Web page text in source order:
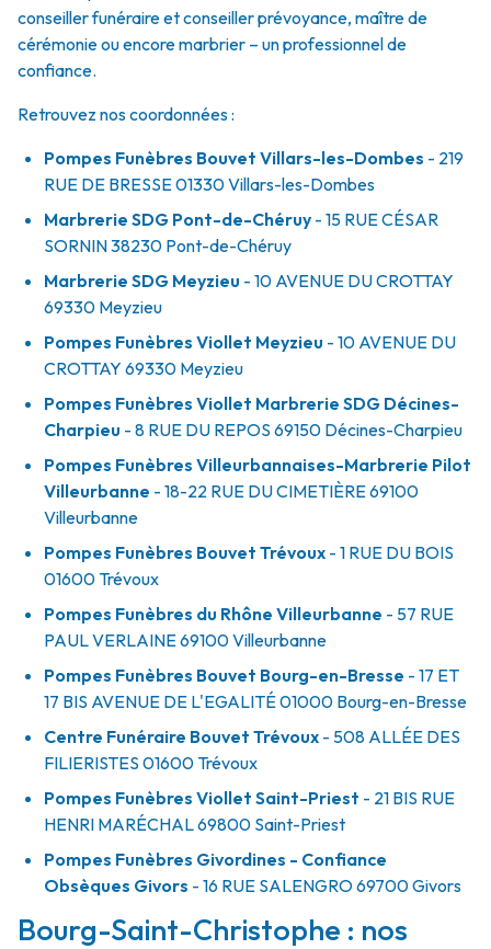
conseiller funéraire et conseiller prévoyance, maître de
cérémonie ou encore marbrier – un professionnel de
confiance.
Retrouvez nos coordonnées :
Pompes Funèbres Bouvet Villars-les-Dombes - 219
RUE DE BRESSE01330Villars-les-Dombes
Marbrerie SDG Pont-de-Chéruy - 15 RUE CÉSAR
SORNIN38230 Pont-de-Chéruy
Marbrerie SDG Meyzieu - 10 AVENUE DU CROTTAY
69330 Meyzieu
Pompes Funèbres Viollet Meyzieu - 10 AVENUE DU
CROTTAY 69330 Meyzieu
Pompes Funèbres Viollet Marbrerie SDG Décines-
Charpieu - 8 RUE DU REPOS 69150 Décines-Charpieu
Pompes Funèbres Villeurbannaises-Marbrerie Pilot
Villeurbanne - 18-22 RUE DU CIMETIÈRE69100
Villeurbanne
Pompes Funèbres Bouvet Trévoux - 1 RUE DU BOIS
01600 Trévoux
Pompes Funèbres du Rhône Villeurbanne - 57 RUE
PAUL VERLAINE69100Villeurbanne
Pompes Funèbres Bouvet Bourg-en-Bresse - 17 ET
17 BIS AVENUE DE L'EGALITÉ01000 Bourg-en-Bresse
Centre Funéraire Bouvet Trévoux - 508 ALLÉE DES
FILIERISTES 01600 Trévoux
Pompes Funèbres Viollet Saint-Priest - 21 BIS RUE
HENRI MARÉCHAL69800 Saint-Priest
Pompes Funèbres Givordines - Confiance
Obsèques Givors - 16 RUE SALENGRO69700Givors
Bourg-Saint-Christophe : nos